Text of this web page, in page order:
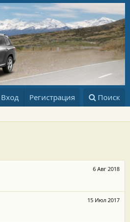
Вход Регистрация Поиск
6 Авг 2018
15 Июл 2017